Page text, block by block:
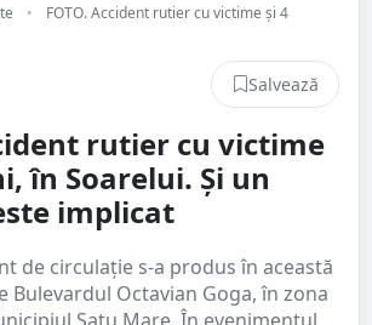
•
FOTO. Accident rutier cu victime și 4
Salvează
rutier cu victime
în Soarelui. Și un
implicat
de circulație s-a produs în această
Bulevardul Octavian Goga, în zona
Satu Mare. În evenimentul